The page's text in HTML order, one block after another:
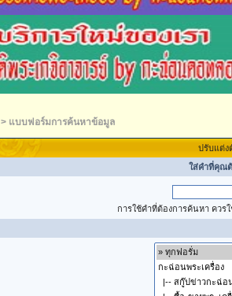
> แบบฟอร์มการค้นหาข้อมูล
ปรับแต่ง
ใส่คำที่คุณ
การใช้คำที่ต้องการค้นหา ควร